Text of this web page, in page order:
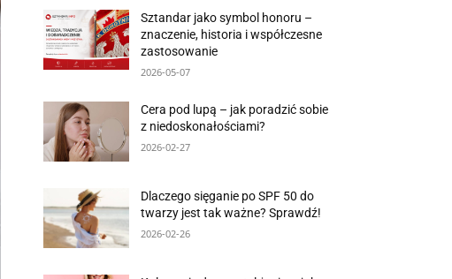
Sztandar jako symbol honoru –
znaczenie, historia i współczesne
zastosowanie
2026-05-07
Cera pod lupą – jak poradzić sobie
z niedoskonałościami?
2026-02-27
Dlaczego sięganie po SPF 50 do
twarzy jest tak ważne? Sprawdź!
2026-02-26